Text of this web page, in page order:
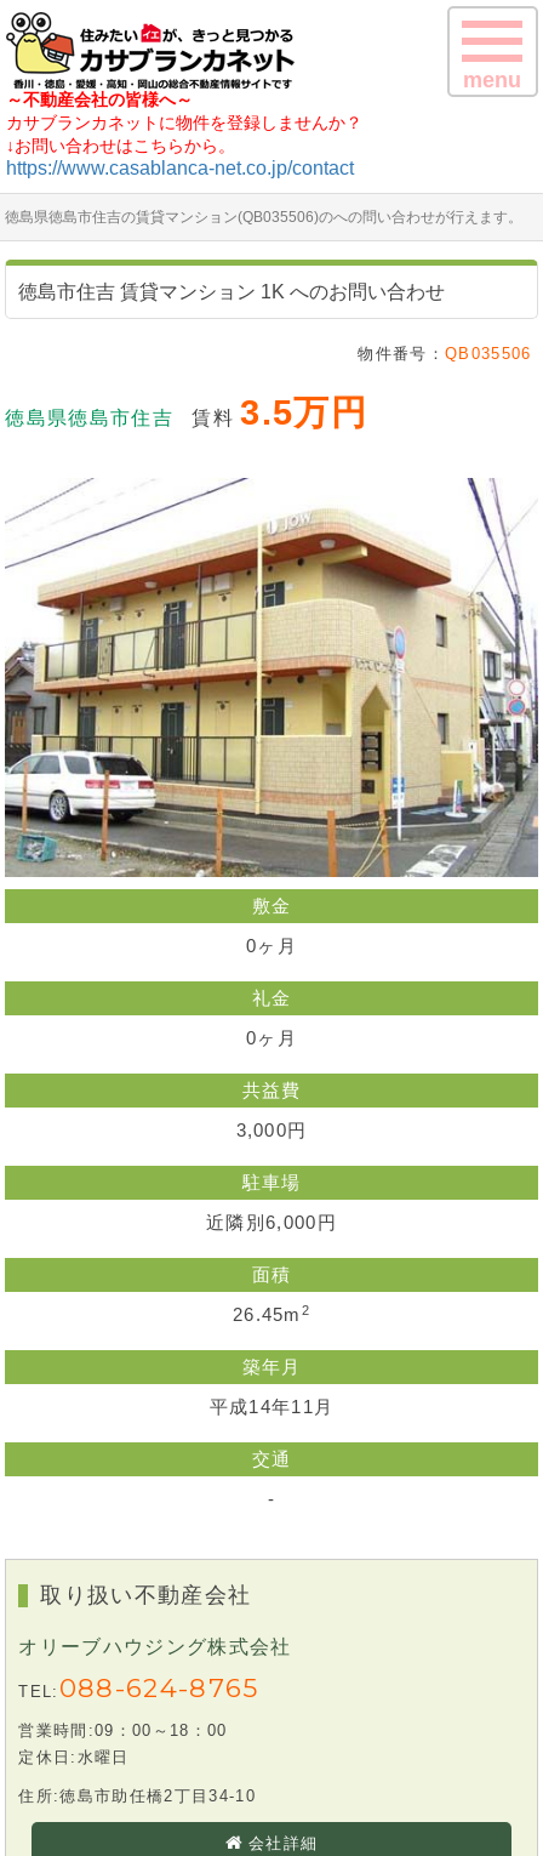
～不動産会社の皆様へ～
カサブランカネットに物件を登録しませんか？
↓お問い合わせはこちらから。
https://www.casablanca-net.co.jp/contact
menu
徳島県徳島市住吉の賃貸マンション(QB035506)のへの問い合わせが行えます。
徳島市住吉 賃貸マンション 1K へのお問い合わせ
物件番号： QB035506
徳島県徳島市住吉 賃料3.5万円
敷金
0ヶ月
礼金
0ヶ月
共益費
3,000円
駐車場
近隣別6,000円
面積
26.45m 2
築年月
平成14年11月
交通
-
取り扱い不動産会社
オリーブハウジング株式会社
TEL: 088-624-8765
営業時間:09：00～18：00
定休日:水曜日
住所:徳島市助任橋2丁目34-10
会社詳細